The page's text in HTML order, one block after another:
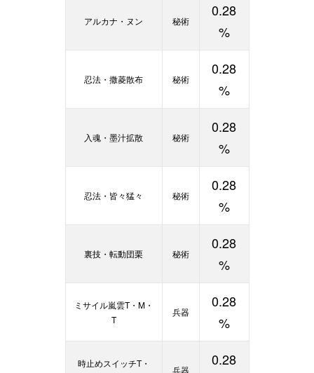
アルカナ・ヌン 秘術
0.28
%
忍法・撒菱散布 秘術
0.28
%
入魂・墨汁拡散 秘術
0.28
%
忍法・皆々猛々 秘術
0.28
%
裏技・転動団栗 秘術
0.28
%
ミサイル嵐雲T・M・
T
兵器
0.28
%
時止めスイッチT・
兵器
0.28